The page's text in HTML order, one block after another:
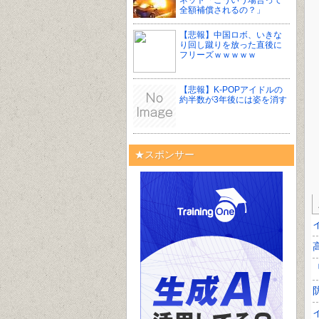
全額補償されるの？」
【悲報】中国ロボ、いきな
り回し蹴りを放った直後に
フリーズｗｗｗｗｗ
【悲報】K-POPアイドルの
約半数が3年後には姿を消す
★スポンサー